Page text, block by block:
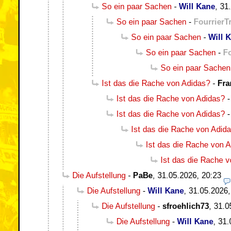
So ein paar Sachen - Will Kane
So ein paar Sachen -
So ein paar Sachen - Will
So ein paar Sachen -
So ein paar Sachen
Ist das die Rache von Adidas? -
Ist das die Rache von Adidas? -
Ist das die Rache von Adidas? -
Ist das die Rache von
Ist das die Rache von
Ist das die Rache
Die Aufstellung - PaBe 31.05.2026, 20:23
Die Aufstellung - Will Kane
Die Aufstellung - sfroehlich73
Die Aufstellung - Will Kane